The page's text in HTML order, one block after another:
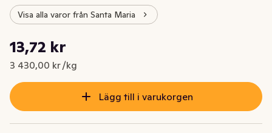
Visa alla varor från Santa Maria
Nuvarande pris är: 13,72 kr
13,72 kr
3 430,00 kr /kg
Styckpris: 3 430,00 kr /kg
Lägg till i varukorgen